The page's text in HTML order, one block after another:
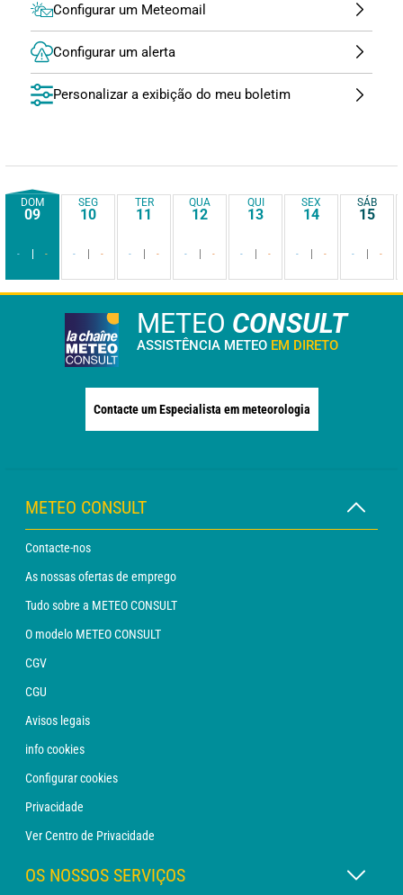
Configurar um Meteomail
Configurar um alerta
Personalizar a exibição do meu boletim
DOM
09
- -
SEG
10
- -
TER
11
- -
QUA
12
- -
QUI
13
- -
SEX
14
- -
SÁB
15
- -
METEO CONSULT
ASSISTÊNCIA METEO EM DIRETO
Contacte um Especialista em meteorologia
METEO CONSULT
Contacte-nos
As nossas ofertas de emprego
Tudo sobre a METEO CONSULT
O modelo METEO CONSULT
CGV
CGU
Avisos legais
info cookies
Configurar cookies
Privacidade
Ver Centro de Privacidade
OS NOSSOS SERVIÇOS